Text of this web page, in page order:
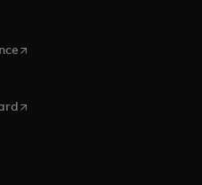
opens in a new tab
in a new tab
opens in a new tab
in a new tab